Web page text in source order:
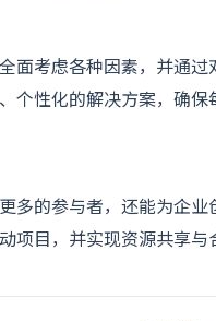
面考虑各种因素，并通过
性化的解决方案，确保
多的参与者，还能为企
项目，并实现资源共享与